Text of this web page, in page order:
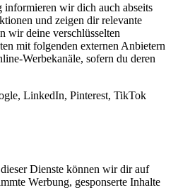
wir dich auch abseits
und zeigen dir relevante
wir deine verschlüsselten
mit folgenden externen Anbietern
Werbekanäle, sofern du deren
LinkedIn, Pinterest, TikTok
Dienste können wir dir auf
Werbung, gesponserte Inhalte